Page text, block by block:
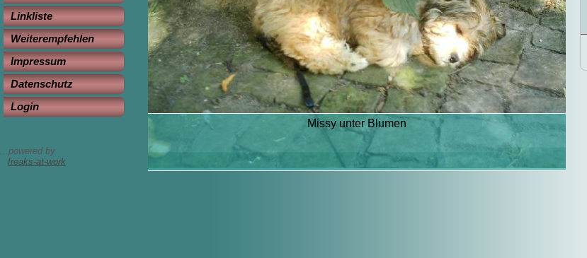
Linkliste
Weiterempfehlen
Impressum
Datenschutz
Login
...powered by
freaks-at-work
Missy unter Blumen